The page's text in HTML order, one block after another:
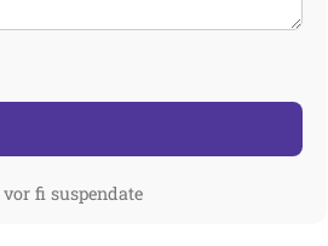
fi suspendate